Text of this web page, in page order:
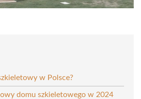
w Polsce?
domu szkieletowego w 2024